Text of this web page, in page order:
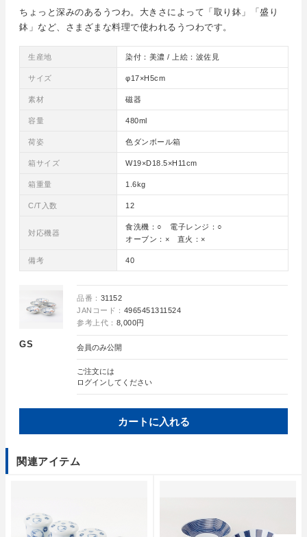
ちょっと深みのあるうつわ。大きさによって「取り鉢」「盛り
鉢」など、さまざまな料理で使われるうつわです。
生産地 染付：美濃 / 上絵：波佐見
サイズ φ17×H5cm
素材 磁器
容量 480ml
荷姿 色ダンボール箱
箱サイズ W19×D18.5×H11cm
箱重量 1.6kg
C/T入数 12
対応機器
食洗機：○ 電子レンジ：○
オーブン：× 直火：×
備考 40
GS
品番： 31152
JANコード： 4965451311524
参考上代： 8,000円
会員のみ公開
ご注文には
ログイン してください
カートに入れる
関連アイテム